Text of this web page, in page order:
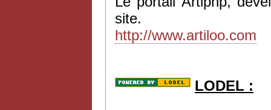
site.
http://www.artiloo.com
LODEL :